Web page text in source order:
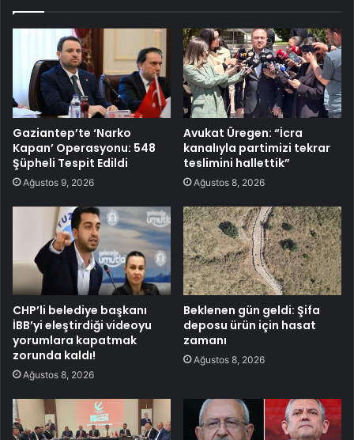
Gaziantep’te ‘Narko
Kapan’ Operasyonu: 548
Şüpheli Tespit Edildi
Ağustos 9, 2026
Avukat Üregen: “İcra
kanalıyla partimizi tekrar
teslimini hallettik”
Ağustos 8, 2026
CHP’li belediye başkanı
İBB’yi eleştirdiği videoyu
yorumlara kapatmak
zorunda kaldı!
Ağustos 8, 2026
Beklenen gün geldi: Şifa
deposu ürün için hasat
zamanı
Ağustos 8, 2026